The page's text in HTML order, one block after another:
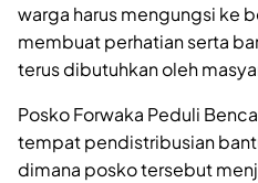
warga harus mengungsi ke
membuat perhatian serta
terus dibutuhkan oleh
Posko Forwaka Peduli
tempat pendistribusian
dimana posko tersebut